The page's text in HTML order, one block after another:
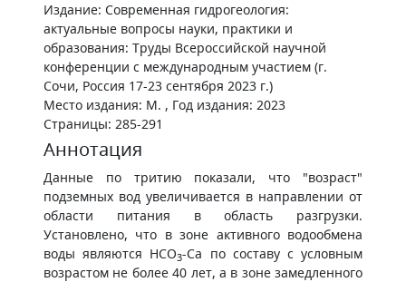
Издание: Современная гидрогеология:
актуальные вопросы науки, практики и
образования: Труды Всероссийской научной
конференции с международным участием (г.
Сочи, Россия 17-23 сентября 2023 г.)
Место издания: М. , Год издания: 2023
Страницы: 285-291
Аннотация
Данные по тритию показали, что "возраст"
подземных вод увеличивается в направлении от
области питания в область разгрузки.
Установлено, что в зоне активного водообмена
воды являются HCO3-Ca по составу с условным
возрастом не более 40 лет, а в зоне замедленного